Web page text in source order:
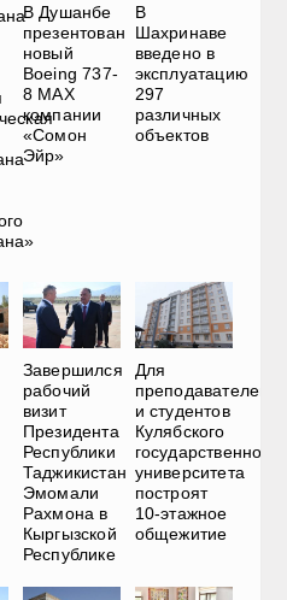
В Душанбе
презентован
новый
Boeing 737-
8 MAX
компании
«Сомон
Эйр»
В
Шахринаве
введено в
эксплуатацию
297
различных
объектов
Завершился
рабочий
визит
Президента
Республики
Таджикистан
Эмомали
Рахмона в
Кыргызской
Республике
Для
преподавателей
и студентов
Кулябского
государственного
университета
построят
10-этажное
общежитие